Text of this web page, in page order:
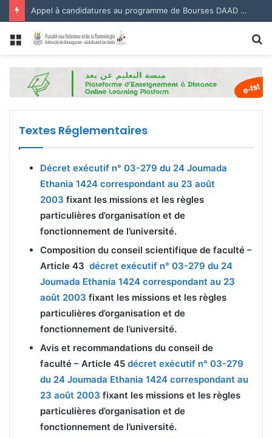
Appel à candidatures au programme de Bourses DAAD 2027.
Menu
Textes Réglementaires
Décret exécutif n° 03-279 du 24 Joumada
Ethania 1424 correspondant au 23 août
2003 fixant les missions et les règles
particulières d’organisation et de
fonctionnement de l’université.
Composition du conseil scientifique de faculté –
Article 43 décret exécutif n° 03-279 du 24
Joumada Ethania 1424 correspondant au 23
août 2003 fixant les missions et les règles
particulières d’organisation et de
fonctionnement de l’université.
Avis et recommandations du conseil de
faculté – Article 45 décret exécutif n° 03-279
du 24 Joumada Ethania 1424 correspondant au
23 août 2003 fixant les missions et les règles
particulières d’organisation et de
fonctionnement de l’université.